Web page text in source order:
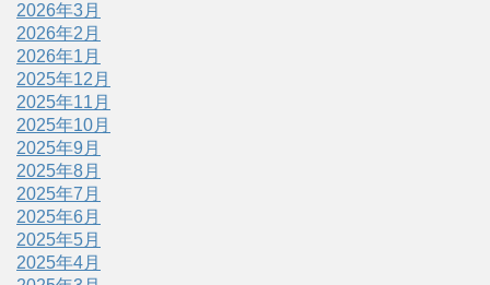
2026年3月
2026年2月
2026年1月
2025年12月
2025年11月
2025年10月
2025年9月
2025年8月
2025年7月
2025年6月
2025年5月
2025年4月